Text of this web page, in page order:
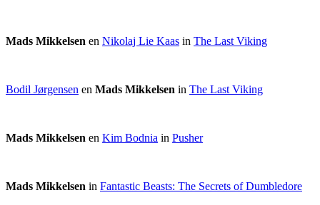
Mads Mikkelsen en Nikolaj Lie Kaas in The Last Viking
Bodil Jørgensen en Mads Mikkelsen in The Last Viking
Mads Mikkelsen en Kim Bodnia in Pusher
Mads Mikkelsen in Fantastic Beasts: The Secrets of Dumbledore